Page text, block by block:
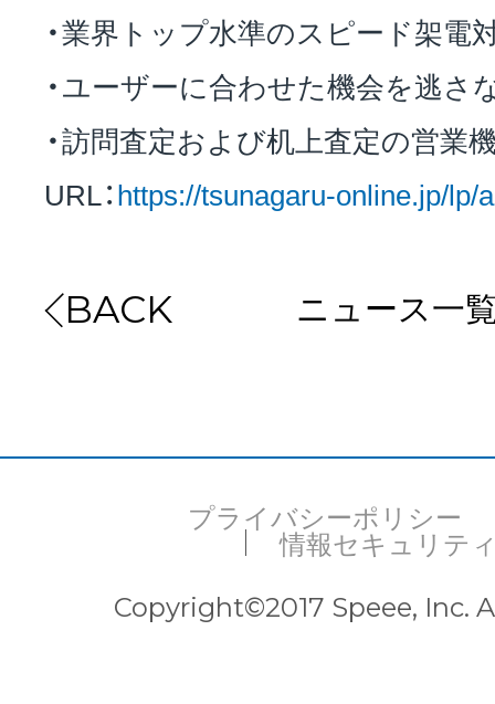
・業界トップ水準のスピード架電
・ユーザーに合わせた機会を逃さ
・訪問査定および机上査定の営業
URL：https://tsunagaru-online.jp/lp/
BACK ニュース一
プライバシーポリシー
情報セキュリテ
Copyright©2017 Speee, Inc.